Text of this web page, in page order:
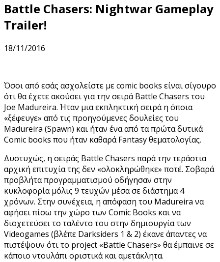
Battle Chasers: Nightwar Gameplay
Trailer!
18/11/2016
Όσοι από εσάς ασχολείστε με comic books είναι σίγουρο
ότι θα έχετε ακούσει για την σειρά Battle Chasers του
Joe Madureira. Ήταν μια εκπληκτική σειρά η όποια
«ξέφευγε» από τις προηγούμενες δουλείες του
Madureira (Spawn) και ήταν ένα από τα πρώτα δυτικά
Comic books που ήταν καθαρά Fantasy θεματολογίας.
Δυστυχώς, η σειράς Battle Chasers παρά την τεράστια
αρχική επιτυχία της δεν «ολοκληρώθηκε» ποτέ. Σοβαρά
προβλήτα προγραμματισμού οδήγησαν στην
κυκλοφορία μόλις 9 τευχών μέσα σε διάστημα 4
χρόνων. Στην συνέχεια, η απόφαση του Madureira να
αφήσει πίσω την χώρο των Comic Books και να
διοχετεύσει το ταλέντο του στην δημιουργία των
Videogames (βλέπε Darksiders 1 & 2) έκανε άπαντες να
πιστέψουν ότι το project «Battle Chasers» θα έμπαινε σε
κάποιο ντουλάπι οριστικά και αμετάκλητα.